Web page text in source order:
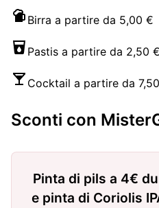
Birra a partire da 5,00 €
Pastis a partire da 2,50 €
Cocktail a partire da
Sconti con
Pinta di pils a 4€
e pinta di Coriolis